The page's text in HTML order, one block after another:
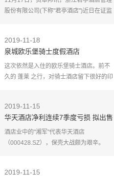
股份有限公司(下称"君亭酒店")近日在证监
值得一提的是，公司是新三板挂牌公
司，20
2019-11-18
泉城欧乐堡骑士度假酒店
这次依然是入住的欧乐堡骑士酒店。前不
久的 蓬莱 之行，对骑士酒店留下很好的印
米大床，还有一
2019-11-15
华天酒店净利连续7季度亏损 拟出售
超9亿资产“保壳“
酒店业中的"湘军"代表华天酒店
（000428.SZ），保壳大战颇为艰辛。
至-1.82亿元，但依然为负，这
2019-11-15